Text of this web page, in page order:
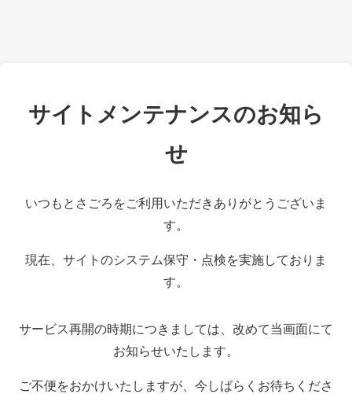
サイトメンテナンスのお知ら
せ
いつもとさごろをご利用いただきありがとうございま
す。
現在、サイトのシステム保守・点検を実施しておりま
す。
サービス再開の時期につきましては、改めて当画面にて
お知らせいたします。
ご不便をおかけいたしますが、今しばらくお待ちくださ